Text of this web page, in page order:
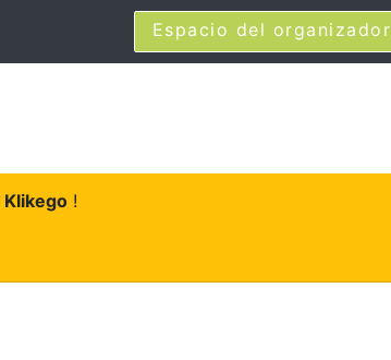
Espacio del organizador
Klikego!